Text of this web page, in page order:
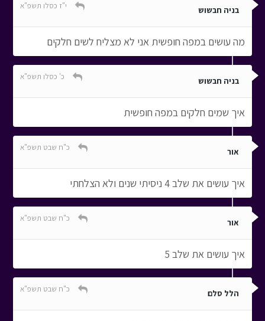
בניה חבשוש י"ז כסלו תשפ"א
מה עושים במפה חופשית אני לא מצליח לשים חלקים
בניה חבשוש כ' כסלו תשפ"א
איך שמים חלקים במפה חופשית
אור כ"ח שבט תשפ"א
איך עושים את שלב 4 ניסיתי שנים ולא הצלחתי
אור כ"ח שבט תשפ"א
איך עושים את שלב 5
הלל סלם כ"ח שבט תשפ"א